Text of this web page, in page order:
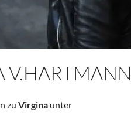
V.HARTMANN
zu Virgina unter